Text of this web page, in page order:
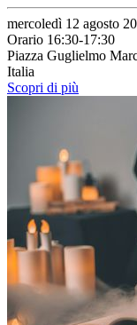
mercoledì 12 agosto
Orario 16:30-17:30
Piazza Guglielmo
Italia
Scopri di più